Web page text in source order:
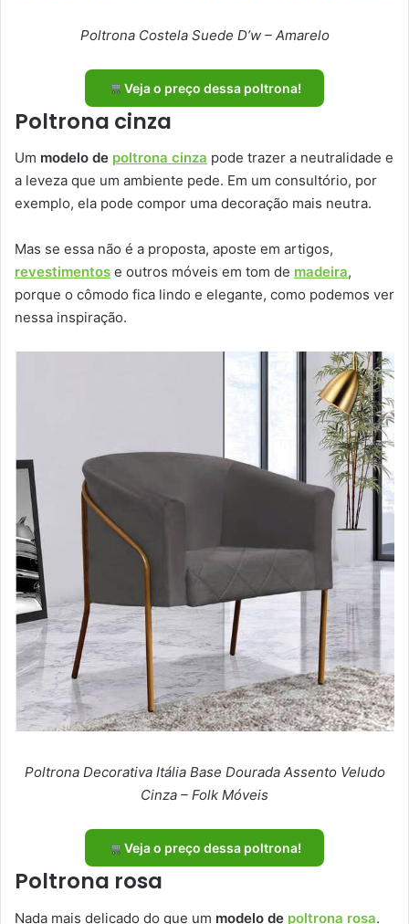
Poltrona Costela Suede D’w – Amarelo
Veja o preço dessa poltrona!
Poltrona cinza
Um modelo de poltrona cinza pode trazer a neutralidade e
a leveza que um ambiente pede. Em um consultório, por
exemplo, ela pode compor uma decoração mais neutra.
Mas se essa não é a proposta, aposte em artigos,
revestimentos e outros móveis em tom de madeira,
porque o cômodo fica lindo e elegante, como podemos ver
nessa inspiração.
Poltrona Decorativa Itália Base Dourada Assento Veludo
Cinza – Folk Móveis
Veja o preço dessa poltrona!
Poltrona rosa
Nada mais delicado do que um modelo de poltrona rosa.